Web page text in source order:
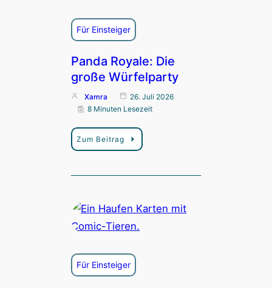
Für Einsteiger
Panda Royale: Die
große Würfelparty
Xamra
26. Juli 2026
8 Minuten Lesezeit
Zum Beitrag
Für Einsteiger